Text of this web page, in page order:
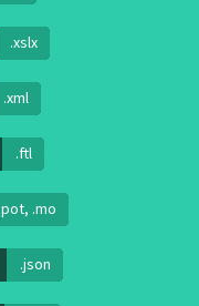
.xslx
.xml
.ftl
.mo
.json